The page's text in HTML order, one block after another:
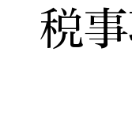
税